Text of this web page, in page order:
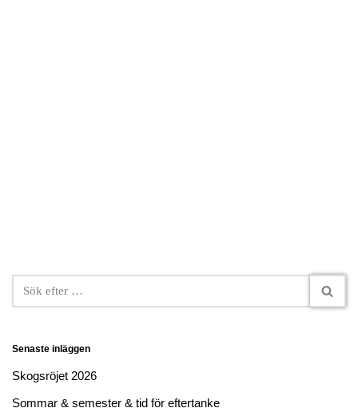
Senaste inläggen
Skogsröjet 2026
Sommar & semester & tid för eftertanke